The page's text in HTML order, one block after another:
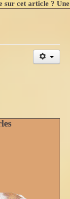
sur cet article ?